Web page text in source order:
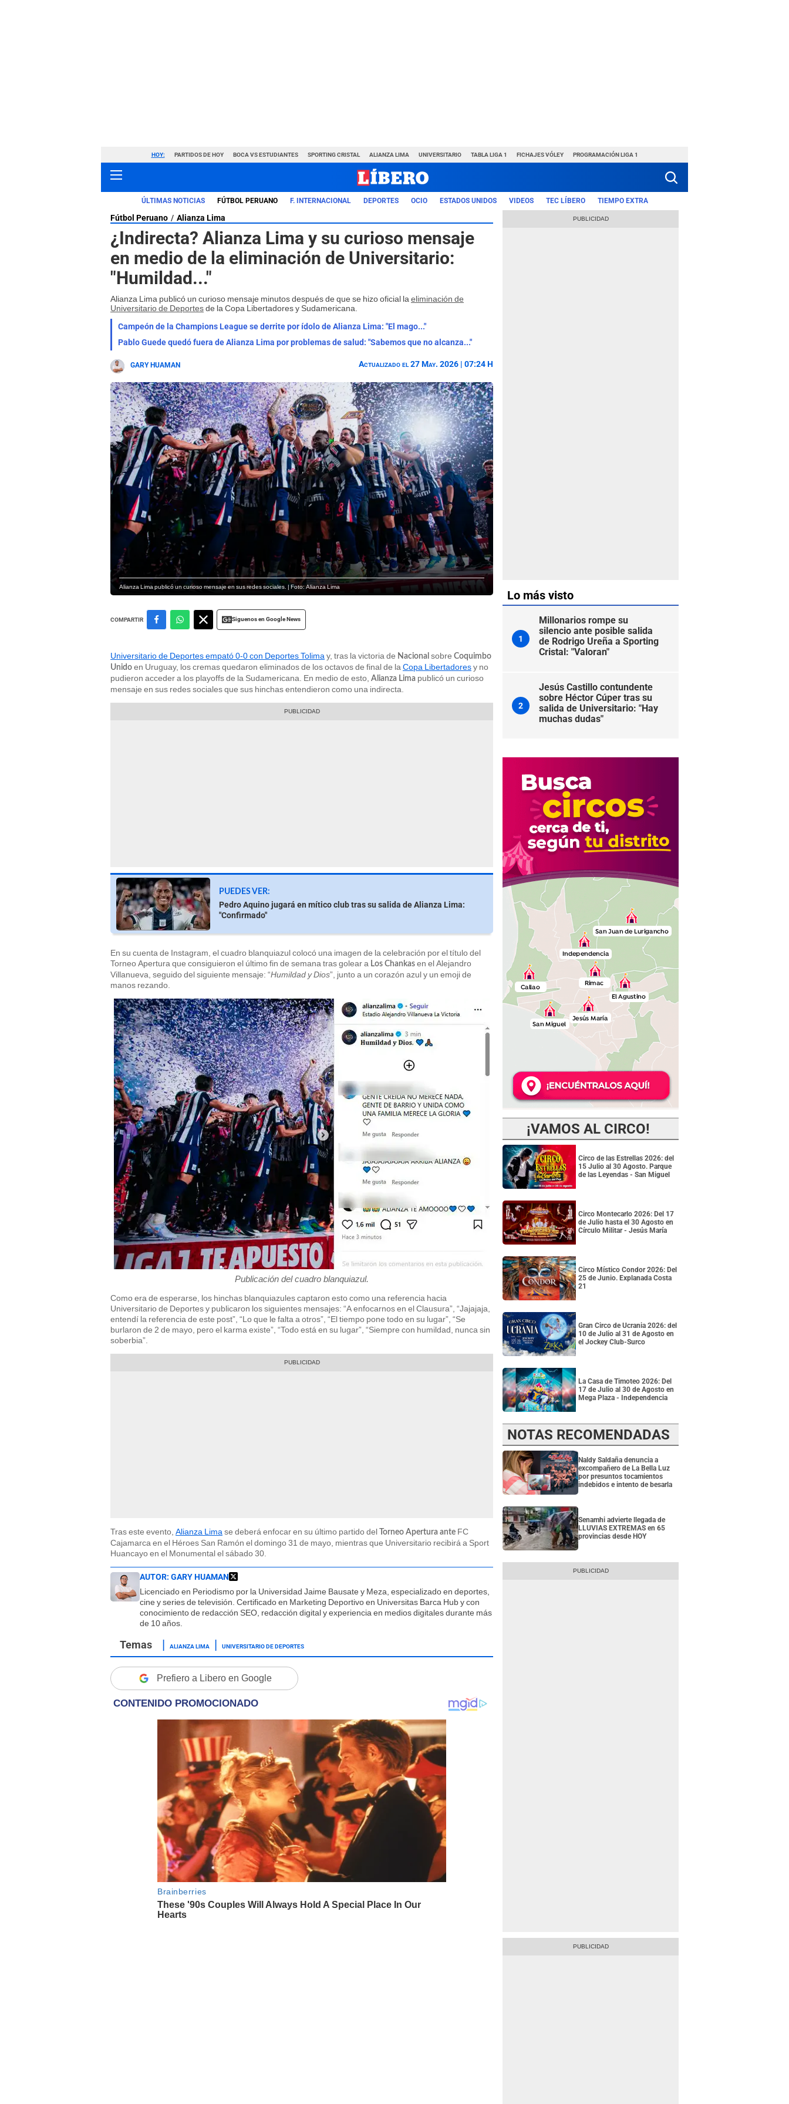
HOY: PARTIDOS DE HOY BOCA VS ESTUDIANTES SPORTING CRISTAL ALIANZA LIMA UNIVERSITARIO TABLA LIGA 1 FICHAJES VÓLEY PROGRAMACIÓN LIGA 1
ÚLTIMAS NOTICIAS FÚTBOL PERUANO F. INTERNACIONAL DEPORTES OCIO ESTADOS UNIDOS VIDEOS TEC LÍBERO TIEMPO EXTRA
Fútbol Peruano Alianza Lima
¿Indirecta? Alianza Lima y su curioso mensaje
en medio de la eliminación de Universitario:
"Humildad..."
Alianza Lima publicó un curioso mensaje minutos después de que se hizo oficial la eliminación de
Universitario de Deportesde la Copa Libertadores y Sudamericana.
Campeón de la Champions League se derrite por ídolo de Alianza Lima: "El mago..."
Pablo Guede quedó fuera de Alianza Lima por problemas de salud: "Sabemos que no alcanza..."
GARY HUAMAN Actualizado el 27 May. 2026 | 07:24 H
Alianza Lima publicó un curioso mensaje en sus redes sociales. | Foto: Alianza Lima
COMPARTIR Siguenos en Google News
Universitario de Deportes empató 0-0 con Deportes Tolima y, tras la victoria de Nacional sobre Coquimbo
Unido en Uruguay, los cremas quedaron eliminados de los octavos de final de la Copa Libertadoresy no
pudieron acceder a los playoffs de la Sudamericana. En medio de esto, Alianza Lima publicó un curioso
mensaje en sus redes sociales que sus hinchas entendieron como una indirecta.
PUEDES VER:
Pedro Aquino jugará en mítico club tras su salida de Alianza Lima:
"Confirmado"
En su cuenta de Instagram, el cuadro blanquiazul colocó una imagen de la celebración por el título del
Torneo Apertura que consiguieron el último fin de semana tras golear a Los Chankas en el Alejandro
Villanueva, seguido del siguiente mensaje: “Humildad y Dios”, junto a un corazón azul y un emoji de
manos rezando.
Publicación del cuadro blanquiazul.
Como era de esperarse, los hinchas blanquiazules captaron esto como una referencia hacia
Universitario de Deportes y publicaron los siguientes mensajes: “A enfocarnos en el Clausura”, “Jajajaja,
entendí la referencia de este post”, “Lo que le falta a otros”, “El tiempo pone todo en su lugar”, “Se
burlaron de 2 de mayo, pero el karma existe”, “Todo está en su lugar”, “Siempre con humildad, nunca sin
soberbia”.
Tras este evento, Alianza Lima se deberá enfocar en su último partido del Torneo Apertura ante FC
Cajamarca en el Héroes San Ramón el domingo 31 de mayo, mientras que Universitario recibirá a Sport
Huancayo en el Monumental el sábado 30.
AUTOR: GARY HUAMAN
Licenciado en Periodismo por la Universidad Jaime Bausate y Meza, especializado en deportes,
cine y series de televisión. Certificado en Marketing Deportivo en Universitas Barca Hub y con
conocimiento de redacción SEO, redacción digital y experiencia en medios digitales durante más
de 10 años.
ALIANZA LIMA UNIVERSITARIO DE DEPORTES
Prefiero a Libero en Google
Lo más visto
1
Millonarios rompe su
silencio ante posible salida
de Rodrigo Ureña a Sporting
Cristal: "Valoran"
2
Jesús Castillo contundente
sobre Héctor Cúper tras su
salida de Universitario: "Hay
muchas dudas"
¡VAMOS AL CIRCO!
Circo de las Estrellas 2026: del
15 Julio al 30 Agosto. Parque
de las Leyendas - San Miguel
Circo Montecarlo 2026: Del 17
de Julio hasta el 30 Agosto en
Círculo Militar - Jesús María
Circo Místico Condor 2026: Del
25 de Junio. Explanada Costa
21
Gran Circo de Ucrania 2026: del
10 de Julio al 31 de Agosto en
el Jockey Club-Surco
La Casa de Timoteo 2026: Del
17 de Julio al 30 de Agosto en
Mega Plaza - Independencia
NOTAS RECOMENDADAS
Naldy Saldaña denuncia a
excompañero de La Bella Luz
por presuntos tocamientos
indebidos e intento de besarla
Senamhi advierte llegada de
LLUVIAS EXTREMAS en 65
provincias desde HOY